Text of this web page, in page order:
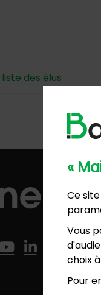
«
Ce
Vous
choix
Pour
des élus
YouTube
LinkedIn